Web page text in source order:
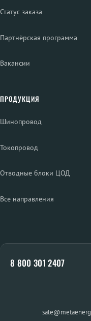
Статус заказа
Партнёрская программа
Вакансии
ПРОДУКЦИЯ
Шинопровод
Токопровод
Отводные блоки ЦОД
Все направления
8 800 301 2407